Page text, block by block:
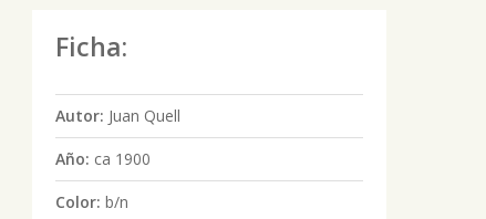
Ficha:
Autor: Juan Quell
Año: ca 1900
Color: b/n